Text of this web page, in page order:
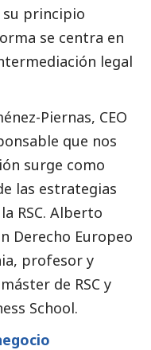
su principio
se centra en
legal
Piernas, CEO
que nos
surge como
las estrategias
RSC. Alberto
Derecho Europeo
profesor y
de RSC y
School.